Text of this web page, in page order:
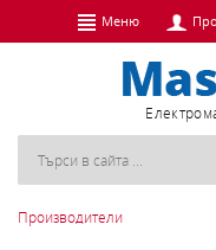
Меню
Производители